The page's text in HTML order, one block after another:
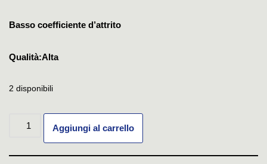
Basso coefficiente d’attrito
Qualità:Alta
2 disponibili
Aggiungi al carrello